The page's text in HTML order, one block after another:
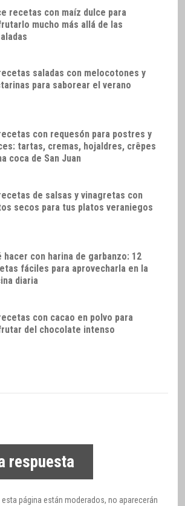
recetas con maíz dulce para
mucho más allá de las
saladas con melocotones y
para saborear el verano
con requesón para postres y
tartas, cremas, hojaldres, crêpes
coca de San Juan
de salsas y vinagretas con
secos para tus platos veraniegos
hacer con harina de garbanzo: 12
fáciles para aprovecharla en la
diaria
con cacao en polvo para
del chocolate intenso
respuesta
esta página están moderados, no aparecerán